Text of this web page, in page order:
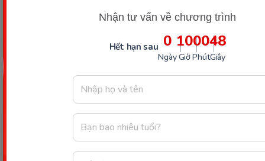
Nhận tư vấn về chương trình
Hết hạn sau 0
Ngày
10
Giờ
00
Phút
47
Giây
Ngoài những phương phápthai giáo tháng thứ 7
đã để ở trên. Bố mẹ có thể tham khảo
thêm nhiều cách giáo dục trẻ khác để kết hợp hài